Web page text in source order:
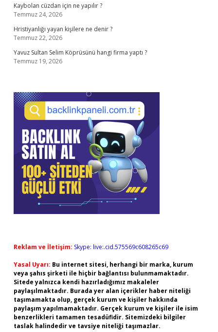
Kaybolan cüzdan için ne yapılır ?
Temmuz 24, 2026
Hristiyanlığı yayan kişilere ne denir ?
Temmuz 22, 2026
Yavuz Sultan Selim Köprüsünü hangi firma yaptı ?
Temmuz 19, 2026
Reklam ve İletişim: Skype: live:.cid.575569c608265c69
Yasal Uyarı: Bu internet sitesi, herhangi bir marka, kurum
veya şahıs şirketi ile hiçbir bağlantısı bulunmamaktadır.
Sitede yalnızca kendi hazırladığımız makaleler
paylaşılmaktadır. Burada yer alan içerikler haber niteliği
taşımamakta olup, gerçek kurum ve kişiler hakkında
paylaşım yapılmamaktadır. Gerçek kurum ve kişiler ile isim
benzerlikleri tamamen tesadüfidir. Sitemizdeki bilgiler
taslak halindedir ve tavsiye niteliği taşımazlar.